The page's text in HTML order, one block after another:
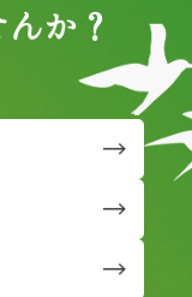
か？